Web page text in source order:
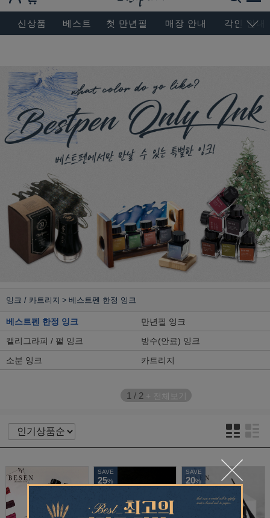
BESEN MASTERPIECE, SINCE 2004
신상품 베스트 첫 만년필 매장 안내 각인 안내
잉크 / 카트리지 베스트펜 한정 잉크
베스트펜 한정 잉크
만년필 잉크
캘리그라피 / 펄 잉크
방수(안료) 잉크
소분 잉크
카트리지
1 / 2 + 전체보기
SAVE
25%
SAVE
20%